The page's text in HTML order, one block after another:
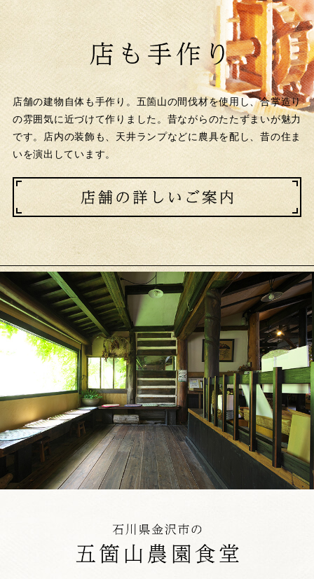
店舗の建物自体も手作り。五箇山の間伐材を使用し、合掌造り
の雰囲気に近づけて作りました。昔ながらのたたずまいが魅力
です。店内の装飾も、天井ランプなどに農具を配し、昔の住ま
いを演出しています。